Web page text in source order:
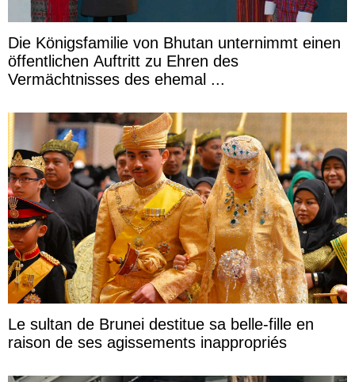
Die Königsfamilie von Bhutan unternimmt einen
öffentlichen Auftritt zu Ehren des
Vermächtnisses des ehemal ...
Le sultan de Brunei destitue sa belle-fille en
raison de ses agissements inappropriés